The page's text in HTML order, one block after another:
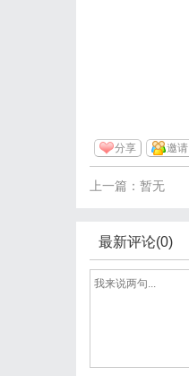
分享 邀请
上一篇：暂无
最新评论(0)